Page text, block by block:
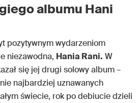
albumu Hani
pozytywnym wydarzeniom
niezawodna, Hania Rani. W
się jej drugi solowy album –
najbardziej uznawanych
świecie, rok po debiucie dzieli